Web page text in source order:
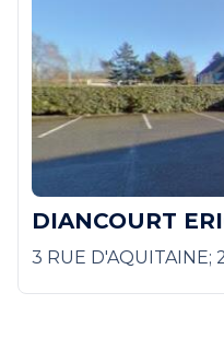
DIANCOURT
3 RUE D'AQUITAINE;